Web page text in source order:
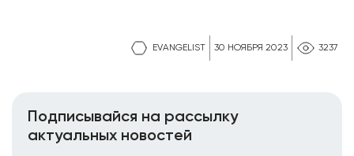
EVANGELIST 30 НОЯБРЯ 2023 3237
Подписывайся на рассылку
актуальных новостей